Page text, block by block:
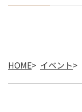
HOME イベント